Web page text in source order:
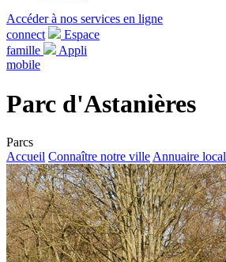
Accéder à nos services en ligne
connect
Espace
famille
Appli
mobile
Parc d'Astanières
Parcs
Accueil Connaître notre ville Annuaire local